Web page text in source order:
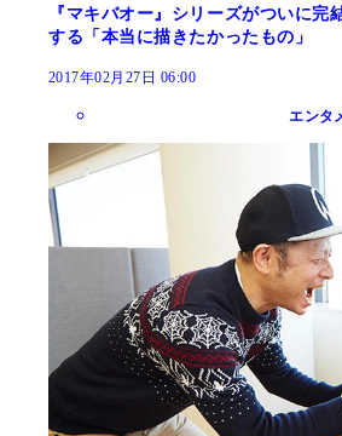
『マキバオー』シリーズがついに完
する「本当に描きたかったもの」
2017年02月27日 06:00
エンタ